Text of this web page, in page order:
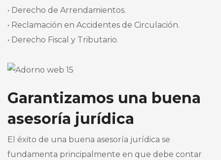
• Derecho de Arrendamientos.
• Reclamación en Accidentes de Circulación.
• Derecho Fiscal y Tributario.
Garantizamos una buena
asesoría jurídica
El éxito de una buena asesoría jurídica se
fundamenta principalmente en que debe contar